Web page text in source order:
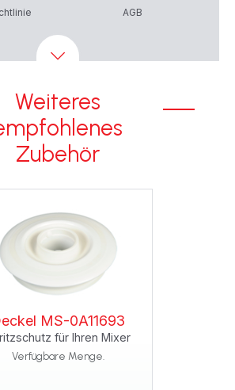
AGB
Weiteres
Zubehör
Deckel MS-0A11693
für Ihren Mixer
Verfügbare Menge.